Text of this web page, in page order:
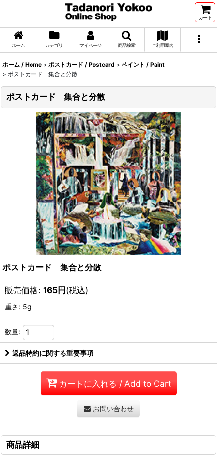
カート
ホーム カテゴリ マイページ 商品検索 ご利用案内
ホーム / Home > ポストカード / Postcard > ペイント / Paint
> ポストカード 集合と分散
ポストカード 集合と分散
ポストカード 集合と分散
販売価格: 165円(税込)
重さ : 5g
数量:
返品特約に関する重要事項
カートに入れる / Add to Cart
お問い合わせ
商品詳細